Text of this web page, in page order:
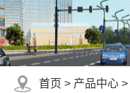
首页 > 产品中心 >